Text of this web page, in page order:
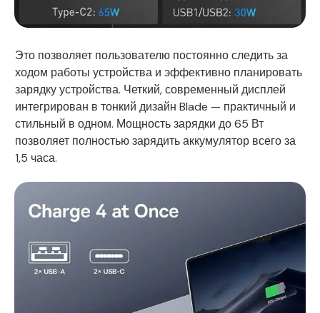
Это позволяет пользователю постоянно следить за
ходом работы устройства и эффективно планировать
зарядку устройства. Четкий, современный дисплей
интегрирован в тонкий дизайн Blade — практичный и
стильный в одном. Мощность зарядки до 65 Вт
позволяет полностью зарядить аккумулятор всего за
1,5 часа.